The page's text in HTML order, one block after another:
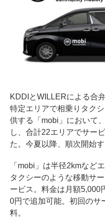
KDDIとWILLERによる合
特定エリアで相乗りタク
供する「mobi」において
し、合計22エリアでサー
た。今夏以降、順次開始す
「mobi」は半径2kmなど
タクシーのような移動サ
ービス。料金は月額5,000
0円で追加可能。初回のサ
料。